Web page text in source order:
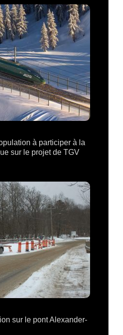
à participer à la
sur le projet de TGV
sur le pont Alexander-